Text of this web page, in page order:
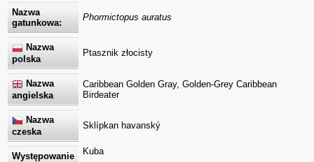
Nazwa
gatunkowa:
Phormictopus auratus
Nazwa
polska
Ptasznik złocisty
Nazwa
angielska
Caribbean Golden Gray, Golden-Grey Caribbean
Birdeater
Nazwa
czeska
Sklípkan havanský
Występowanie Kuba